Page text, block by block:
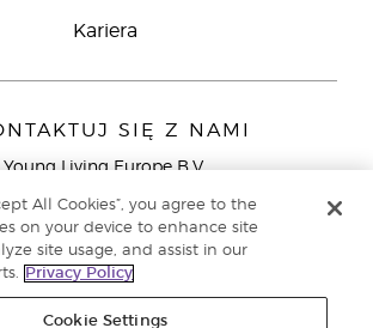
Kariera
SIĘ Z NAMI
Young Living Europe B.V.
9727 AJ Groningen
Europe Ltd - Europejska siedziba
(0) 20 3935 9000
All Cookies”, you agree to the
on your device to enhance site
site usage, and assist in our
Privacy Policy
Cookie Settings